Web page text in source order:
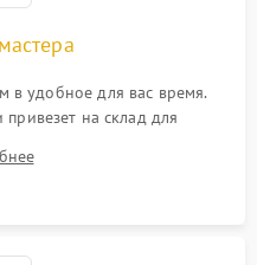
в удобное для вас время.
на склад для